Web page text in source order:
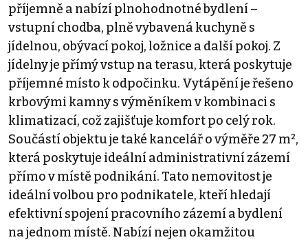
příjemně a nabízí plnohodnotné bydlení –
vstupní chodba, plně vybavená kuchyně s
jídelnou, obývací pokoj, ložnice a další pokoj. Z
jídelny je přímý vstup na terasu, která poskytuje
příjemné místo k odpočinku. Vytápění je řešeno
krbovými kamny s výměníkem v kombinaci s
klimatizací, což zajišťuje komfort po celý rok.
Součástí objektu je také kancelář o výměře 27 m²,
která poskytuje ideální administrativní zázemí
přímo v místě podnikání. Tato nemovitost je
ideální volbou pro podnikatele, kteří hledají
efektivní spojení pracovního zázemí a bydlení
na jednom místě. Nabízí nejen okamžitou